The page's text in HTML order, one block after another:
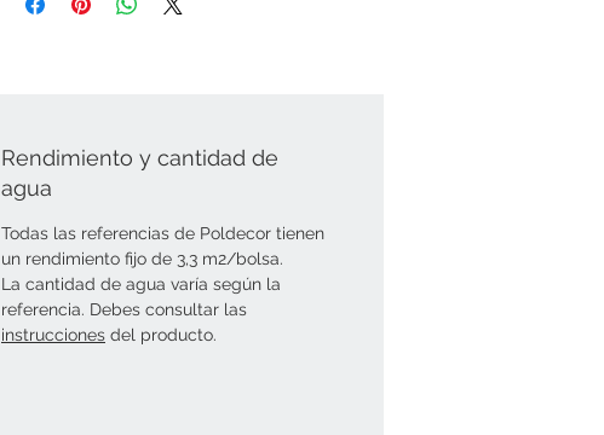
Rendimiento y cantidad de
agua
Todas las referencias de Poldecor tienen
un rendimiento fijo de 3,3 m2/bolsa.
La cantidad de agua varía según la
referencia. Debes consultar las
instrucciones del producto.